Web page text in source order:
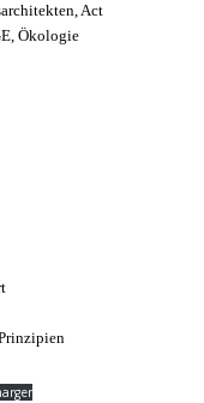
Act
Ökologie